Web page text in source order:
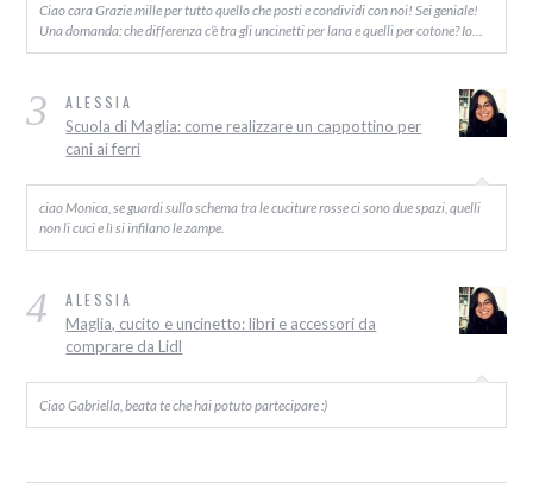
Ciao cara Grazie mille per tutto quello che posti e condividi con noi! Sei geniale!
Una domanda: che differenza c’è tra gli uncinetti per lana e quelli per cotone? Io…
3 ALESSIA
Scuola di Maglia: come realizzare un cappottino per
cani ai ferri
ciao Monica, se guardi sullo schema tra le cuciture rosse ci sono due spazi, quelli
non li cuci e lì si infilano le zampe.
4 ALESSIA
Maglia, cucito e uncinetto: libri e accessori da
comprare da Lidl
Ciao Gabriella, beata te che hai potuto partecipare :)